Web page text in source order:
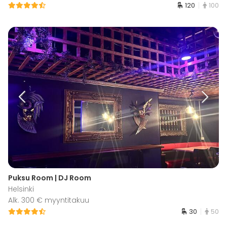
120 100
Puksu Room | DJ Room
Helsinki
Alk. 300 € myyntitakuu
30 50